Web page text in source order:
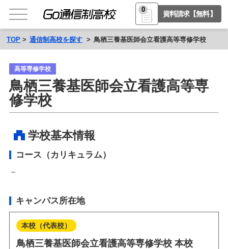
0
資料請求【無料】
TOP 通信制高校を探す 鳥栖三養基医師会立看護高等専修学校
高等専修学校
鳥栖三養基医師会立看護高等専
修学校
学校基本情報
コース（カリキュラム）
－
キャンパス所在地
本校（代表校）
鳥栖三養基医師会立看護高等専修学校 本校